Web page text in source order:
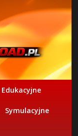
Edukacyjne
Symulacyjne